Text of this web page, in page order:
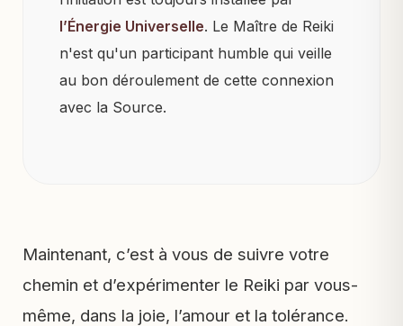
l’Énergie Universelle. Le Maître de Reiki
n'est qu'un participant humble qui veille
au bon déroulement de cette connexion
avec la Source.
Maintenant, c’est à vous de suivre votre
chemin et d’expérimenter le Reiki par vous-
même, dans la joie, l’amour et la tolérance.